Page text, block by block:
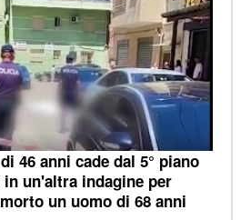
46 anni cade dal 5° piano
un'altra indagine per
un uomo di 68 anni